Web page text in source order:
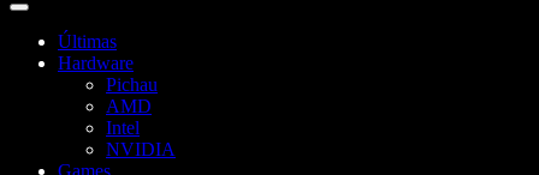
Abrir
Últimas
Hardware
Pichau
AMD
Intel
NVIDIA
Games